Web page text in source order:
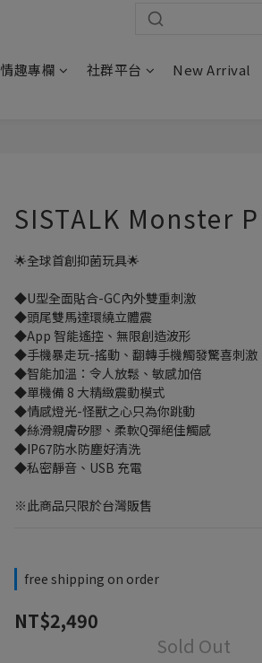
情趣專欄 社群平台 New Arrival
SISTALK Monster
🌟全球首創抑菌玩具🌟
◆U型全面貼合-GC內外雙重刺激
◆頭尾雙馬達環繞立體震
◆App 智能遙控、無限創造波形
◆手機暴走玩-搖動、翻轉手機觸發驚喜刺激
◆智能加溫：令人放鬆、敏感加倍
◆單機備 8 大精緻震動模式
◆情感燈光-怪獸之心只為你跳動
◆絲滑親膚矽膠、柔軟Q彈絕佳觸感
◆IP67防水防塵好清洗
◆私密靜音、USB 充電
※此商品只限於台灣販售
free shipping on order
NT$2,490
Sold Out